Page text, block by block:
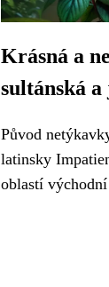
Krásná a
sultánská
Původ
latinsky
oblastí